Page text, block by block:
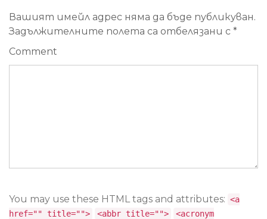
Вашият имейл адрес няма да бъде публикуван.
Задължителните полета са отбелязани с *
Comment
You may use these HTML tags and attributes: <a
href="" title="">
<abbr title="">
<acronym